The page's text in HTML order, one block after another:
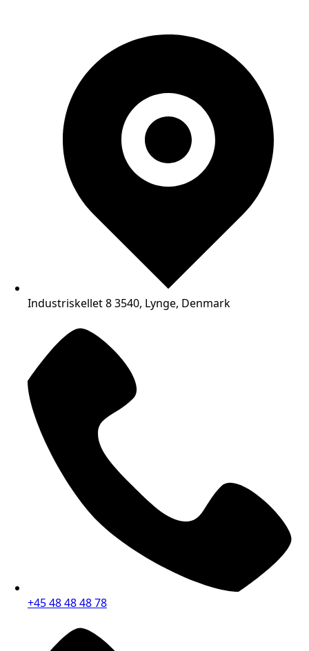
Industriskellet 8 3540, Lynge, Denmark
+45 48 48 48 78